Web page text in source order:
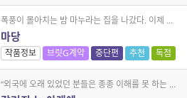
폭풍이 몰아치는 밤 마누라는 집을 나갔다. 이제 ...
마당
작품정보 브릿G계약 중단편 추천 독점
“외국에 오래 있었던 분들은 종종 이해를 못 하는 ...